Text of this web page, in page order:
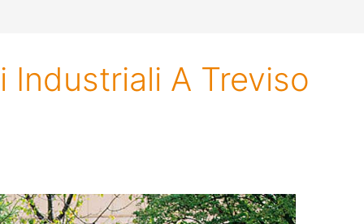
Industriali A Treviso